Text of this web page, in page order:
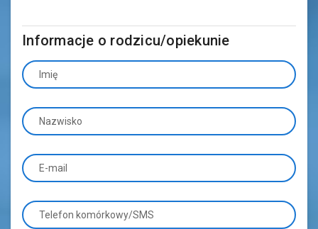
Informacje o rodzicu/opiekunie
Imię
Nazwisko
E-mail
Telefon komórkowy/SMS